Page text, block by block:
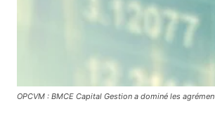
OPCVM : BMCE Capital Gestion a dominé les